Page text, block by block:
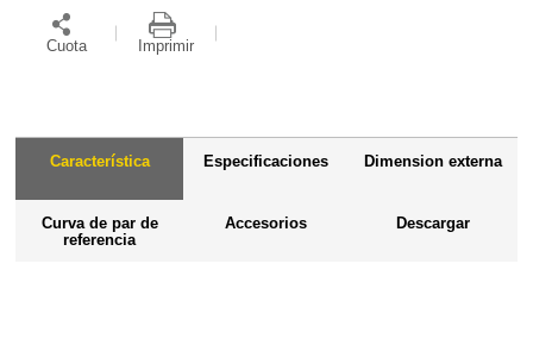
Cuota Imprimir
Característica Especificaciones Dimension externa
Curva de par de
referencia
Accesorios Descargar